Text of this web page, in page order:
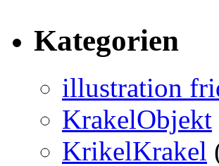
Kategorien
illustration
KrakelObjekt
KrikelKrakel